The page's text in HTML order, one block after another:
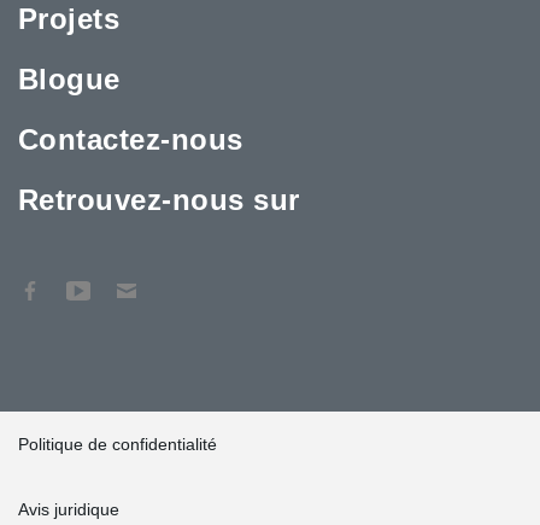
Projets
Blogue
Contactez-nous
Retrouvez-nous sur
Politique de confidentialité
Avis juridique